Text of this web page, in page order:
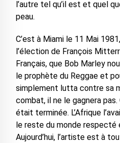
l’autre tel qu’il est et quel
peau.
C’est à Miami le 11 Mai
l’élection de François
Français, que Bob Marley
le prophète du Reggae et
simplement lutta contre sa
combat, il ne le gagnera
était terminée. L’Afrique
le reste du monde
Aujourd’hui, l’artiste est à